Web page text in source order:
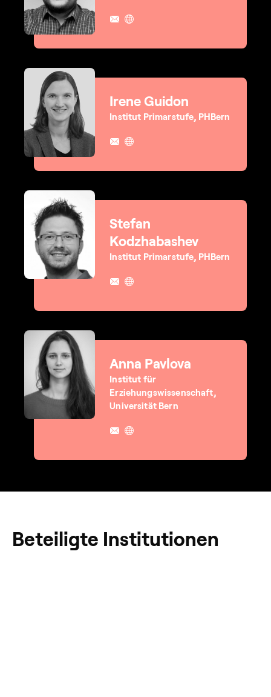
Irene Guidon
Institut Primarstufe, PHBern
Stefan
Kodzhabashev
Institut Primarstufe, PHBern
Anna Pavlova
Institut für
Erziehungswissenschaft,
Universität Bern
Beteiligte Institutionen